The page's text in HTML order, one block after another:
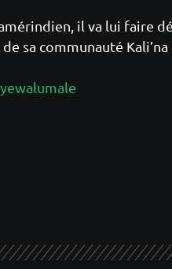
il va lui faire
sa communauté